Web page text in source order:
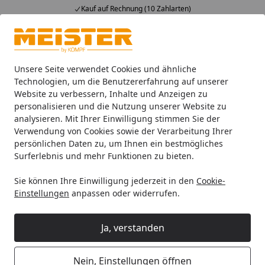
Unsere Seite verwendet Cookies und ähnliche
Technologien, um die Benutzererfahrung auf unserer
Website zu verbessern, Inhalte und Anzeigen zu
personalisieren und die Nutzung unserer Website zu
analysieren. Mit Ihrer Einwilligung stimmen Sie der
Verwendung von Cookies sowie der Verarbeitung Ihrer
persönlichen Daten zu, um Ihnen ein bestmögliches
Surferlebnis und mehr Funktionen zu bieten.
Sie können Ihre Einwilligung jederzeit in den Cookie-
Einstellungen anpassen oder widerrufen.
Ja, verstanden
Nein, Einstellungen öffnen
Kauf auf Rechnung (10 Zahlarten)
Alle Produkte
Mein Konto
Suchen
Startseite
HANDMUSTER MEISTER Laminatboden MeisterDesign.
HANDMUSTER MEISTER
Laminatboden MeisterDesign.
laminate LD 150 Eiche Caledonia
6421